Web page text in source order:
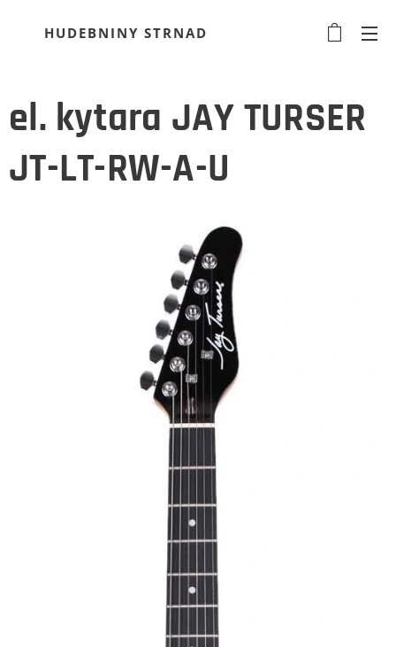
HUDEBNINY STRNAD
el. kytara JAY TURSER
JT-LT-RW-A-U